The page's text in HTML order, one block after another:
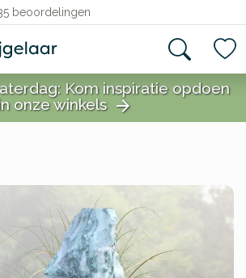
beoordelingen
close
Kom inspiratie opdoen
onze winkels arrow_forward